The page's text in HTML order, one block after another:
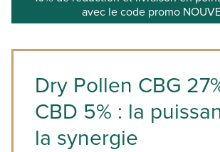
avec le code promo
Dry Pollen CBG
CBD 5% : la
la synergie